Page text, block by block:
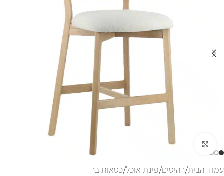
לחצו להגדלה
עמוד הבית/רהיטים/פינת אוכל/כסאות בר